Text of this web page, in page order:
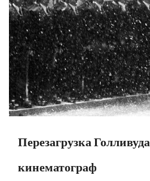
Перезагрузка
кинематограф